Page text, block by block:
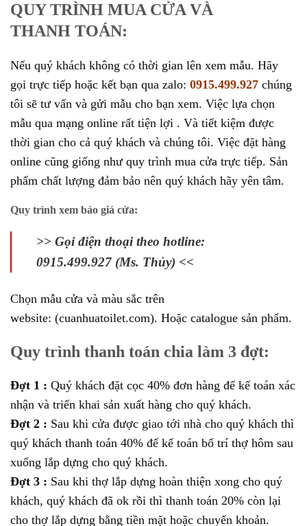
QUY TRÌNH MUA CỬA VÀ
THANH TOÁN:
Nếu quý khách không có thời gian lên xem mẫu. Hãy
gọi trực tiếp hoặc kết bạn qua zalo: 0915.499.927 chúng
tôi sẽ tư vấn và gửi mẫu cho bạn xem. Việc lựa chọn
mẫu qua mạng online rất tiện lợi . Và tiết kiệm được
thời gian cho cả quý khách và chúng tôi. Việc đặt hàng
online cũng giống như quy trình mua cửa trực tiếp. Sản
phẩm chất lượng đảm bảo nên quý khách hãy yên tâm.
Quy trình xem báo giá cửa:
>> Gọi điện thoại theo hotline:
0915.499.927 (Ms. Thủy) <<
Chọn mẫu cửa và màu sắc trên
website: (cuanhuatoilet.com). Hoặc catalogue sản phẩm.
Quy trình thanh toán chia làm 3 đợt:
Đợt 1 : Quý khách đặt cọc 40% đơn hàng để kế toán xác
nhận và triển khai sản xuất hàng cho quý khách.
Đợt 2 : Sau khi cửa được giao tới nhà cho quý khách thì
quý khách thanh toán 40% để kế toán bố trí thợ hôm sau
xuống lắp dựng cho quý khách.
Đợt 3 : Sau khi thợ lắp dựng hoàn thiện xong cho quý
khách, quý khách đã ok rồi thì thanh toán 20% còn lại
cho thợ lắp dựng bằng tiền mặt hoặc chuyển khoản.